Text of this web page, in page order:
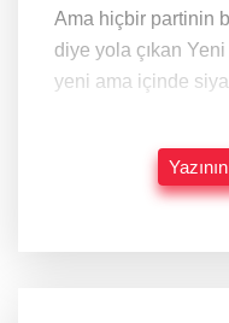
Ama hiçbir partinin
diye yola çıkan
yeni ama içinde